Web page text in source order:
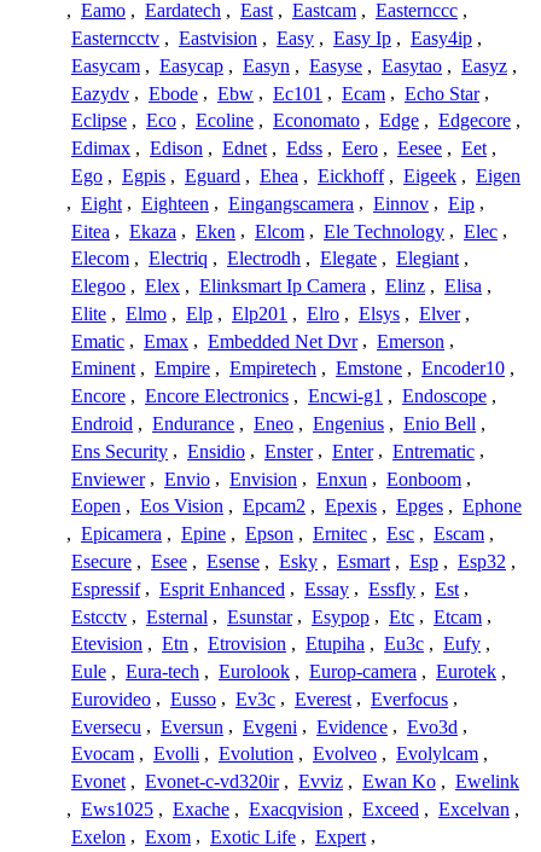
, Eamo , Eardatech , East , Eastcam , Easternccc ,
Easterncctv , Eastvision , Easy , Easy Ip , Easy4ip ,
Easycam , Easycap , Easyn , Easyse , Easytao , Easyz ,
Eazydv , Ebode , Ebw , Ec101 , Ecam , Echo Star ,
Eclipse , Eco , Ecoline , Economato , Edge , Edgecore ,
Edimax , Edison , Ednet , Edss , Eero , Eesee , Eet ,
Ego , Egpis , Eguard , Ehea , Eickhoff , Eigeek , Eigen
, Eight , Eighteen , Eingangscamera , Einnov , Eip ,
Eitea , Ekaza , Eken , Elcom , Ele Technology , Elec ,
Elecom , Electriq , Electrodh , Elegate , Elegiant ,
Elegoo , Elex , Elinksmart Ip Camera , Elinz , Elisa ,
Elite , Elmo , Elp , Elp201 , Elro , Elsys , Elver ,
Ematic , Emax , Embedded Net Dvr , Emerson ,
Eminent , Empire , Empiretech , Emstone , Encoder10 ,
Encore , Encore Electronics , Encwi-g1 , Endoscope ,
Endroid , Endurance , Eneo , Engenius , Enio Bell ,
Ens Security , Ensidio , Enster , Enter , Entrematic ,
Enviewer , Envio , Envision , Enxun , Eonboom ,
Eopen , Eos Vision , Epcam2 , Epexis , Epges , Ephone
, Epicamera , Epine , Epson , Ernitec , Esc , Escam ,
Esecure , Esee , Esense , Esky , Esmart , Esp , Esp32 ,
Espressif , Esprit Enhanced , Essay , Essfly , Est ,
Estcctv , Esternal , Esunstar , Esypop , Etc , Etcam ,
Etevision , Etn , Etrovision , Etupiha , Eu3c , Eufy ,
Eule , Eura-tech , Eurolook , Europ-camera , Eurotek ,
Eurovideo , Eusso , Ev3c , Everest , Everfocus ,
Eversecu , Eversun , Evgeni , Evidence , Evo3d ,
Evocam , Evolli , Evolution , Evolveo , Evolylcam ,
Evonet , Evonet-c-vd320ir , Evviz , Ewan Ko , Ewelink
, Ews1025 , Exache , Exacqvision , Exceed , Excelvan ,
Exelon , Exom , Exotic Life , Expert ,